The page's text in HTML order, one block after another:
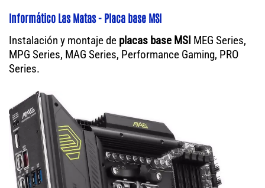
Informático Las Matas - Placa base MSI
Instalación y montaje de placas base MSI MEG Series,
MPG Series, MAG Series, Performance Gaming, PRO
Series.